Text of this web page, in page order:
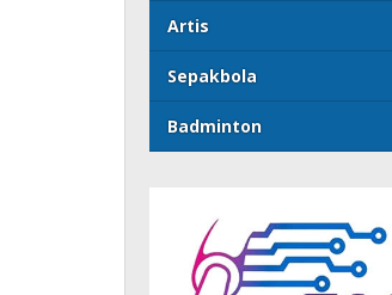
Artis
Sepakbola
Badminton